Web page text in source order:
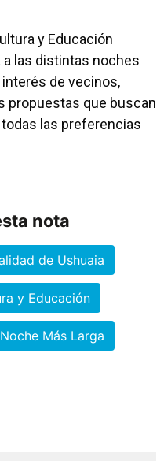
y Educación
a las distintas noches
de vecinos,
propuestas que buscan
las preferencias
nota
de Ushuaia
y Educación
Más Larga